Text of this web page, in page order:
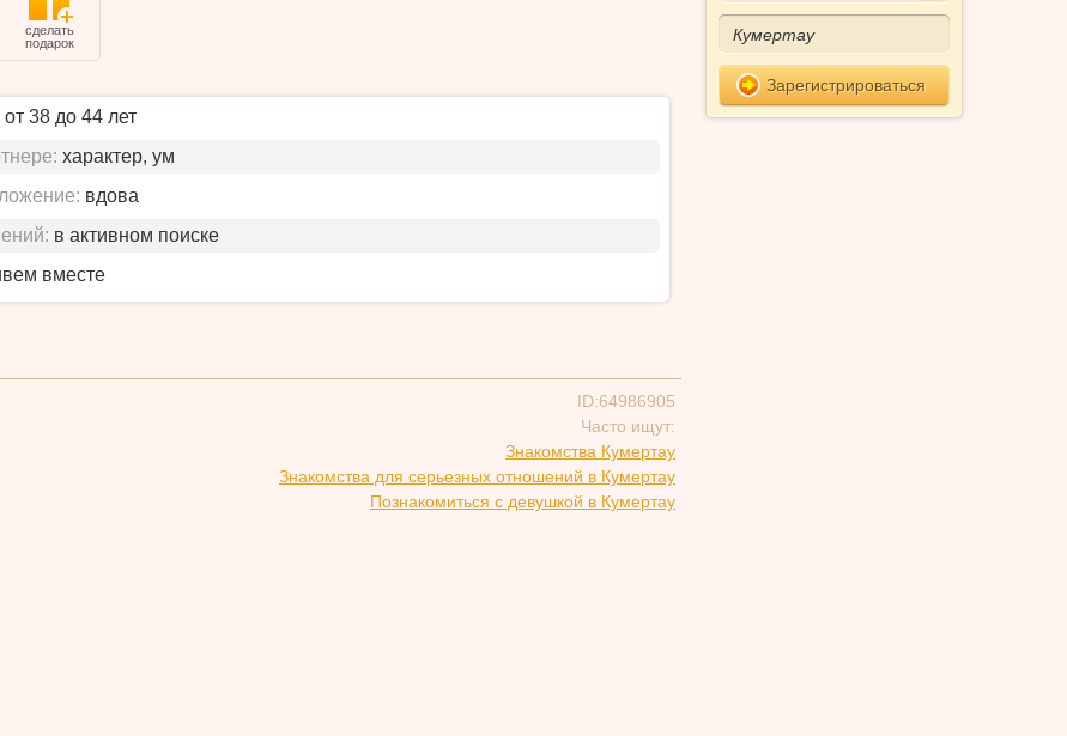
сделать
подарок
от 38 до 44 лет
характер, ум
вдова
в активном поиске
вместе
ID:64986905
Часто ищут:
Знакомства Кумертау
Знакомства для серьезных отношений в Кумертау
Познакомиться с девушкой в Кумертау
Зарегистрироваться